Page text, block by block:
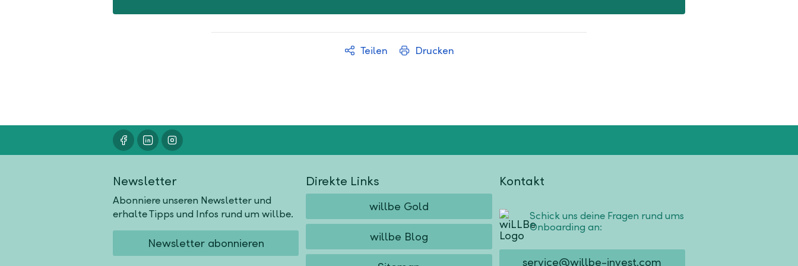
Teilen Drucken
Newsletter
Abonniere unseren Newsletter und
erhalte Tipps und Infos rund um willbe.
Newsletter abonnieren
Kontakt
Schick uns deine Fragen rund ums
Onboarding an:
service@willbe-invest.com
Direkte Links
willbe Gold
willbe Blog